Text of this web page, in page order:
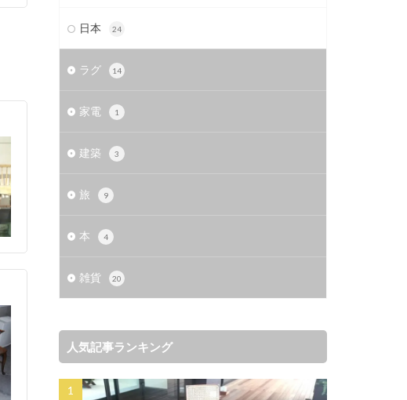
日本 24
ラグ 14
家電 1
建築 3
旅 9
本 4
雑貨 20
人気記事ランキング